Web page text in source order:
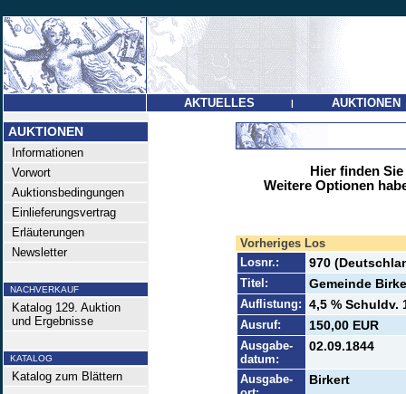
AKTUELLES | AUKTIONEN
AUKTIONEN
Informationen
Vorwort
Auktionsbedingungen
Einlieferungsvertrag
Erläuterungen
Newsletter
NACHVERKAUF
Katalog 129. Auktion
und Ergebnisse
KATALOG
Katalog zum Blättern
Hier finden
Weitere Optionen
Vorheriges Los
Losnr.:
970
Titel: Gemeinde
Auflistung: 4,5 % Schuldv.
Ausruf: 150,00 EUR
Ausgabe-
datum:
02.09.1844
Ausgabe-
Birkert